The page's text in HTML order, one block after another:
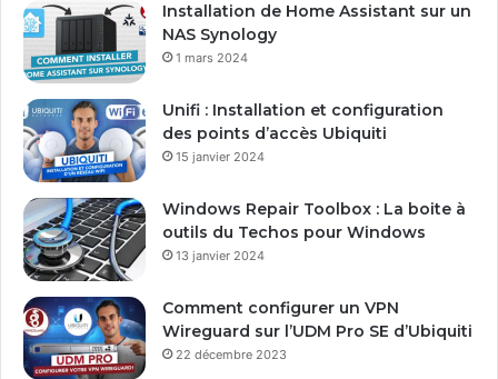
s
e
m
a
Installation de Home Assistant sur un
NAS Synology
1 mars 2024
Unifi : Installation et configuration
des points d’accès Ubiquiti
15 janvier 2024
Windows Repair Toolbox : La boite à
outils du Techos pour Windows
13 janvier 2024
Comment configurer un VPN
Wireguard sur l’UDM Pro SE d’Ubiquiti
22 décembre 2023